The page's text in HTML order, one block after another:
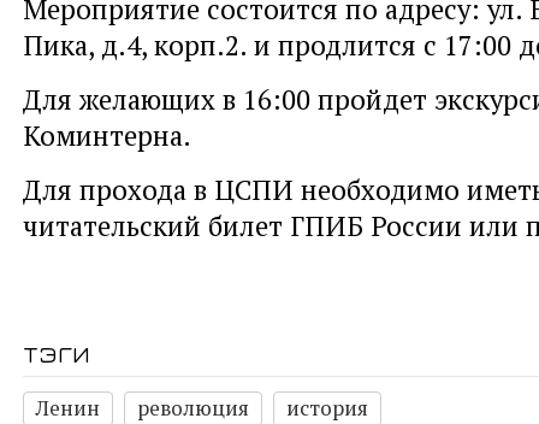
Мероприятие состоится по адресу: ул.
Пика, д.4, корп.2. и продлится с 17:00
Для желающих в 16:00 пройдет
Коминтерна.
Для прохода в ЦСПИ необходимо
читательский билет ГПИБ России или
тэги
Ленин революция история